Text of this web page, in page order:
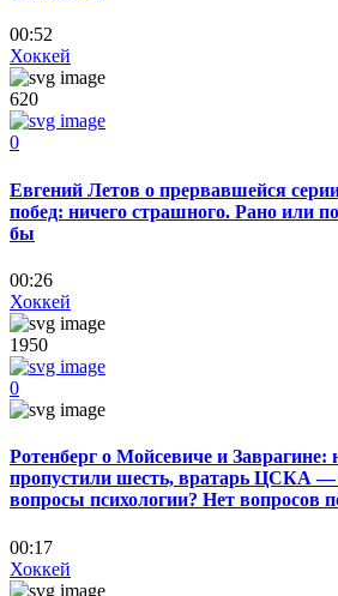
00:52
Хоккей
620
0
Евгений Летов о прервавшейся
побед: ничего страшного. Рано или
бы
00:26
Хоккей
1950
0
Ротенберг о Мойсевиче и
пропустили шесть, вратарь ЦСКА —
вопросы психологии? Нет вопросов
00:17
Хоккей